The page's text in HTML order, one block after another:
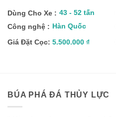
Dùng Cho Xe : 43 - 52 tấn
Công nghệ : Hàn Quốc
Giá Đặt Cọc: 5.500.000 ₫
BÚA PHÁ ĐÁ THỦY LỰC